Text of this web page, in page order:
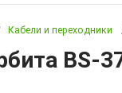
Кабели и переходники
BS-